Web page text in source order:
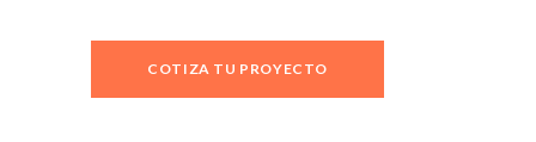
COTIZA TU PROYECTO